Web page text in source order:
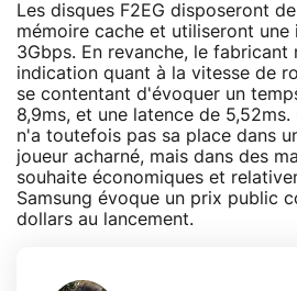
Les disques F2EG disposeront
mémoire cache et utiliseront une
3Gbps. En revanche, le fabricant
indication quant à la vitesse de
se contentant d'évoquer un
8,9ms, et une latence de
n'a toutefois pas sa place dans
joueur acharné, mais dans des
souhaite économiques et
Samsung évoque un prix public
dollars au lancement.